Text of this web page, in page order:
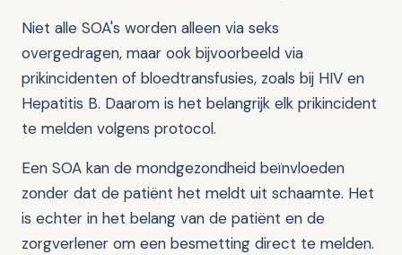
Niet alle SOA's worden alleen via seks
overgedragen, maar ook bijvoorbeeld via
prikincidenten of bloedtransfusies, zoals bij HIV en
Hepatitis B. Daarom is het belangrijk elk prikincident
te melden volgens protocol.
Een SOA kan de mondgezondheid beïnvloeden
zonder dat de patiënt het meldt uit schaamte. Het
is echter in het belang van de patiënt en de
zorgverlener om een besmetting direct te melden.